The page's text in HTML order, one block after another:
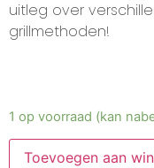
uitleg over
grillmethoden!
1 op voorraad (kan
Toevoegen aan